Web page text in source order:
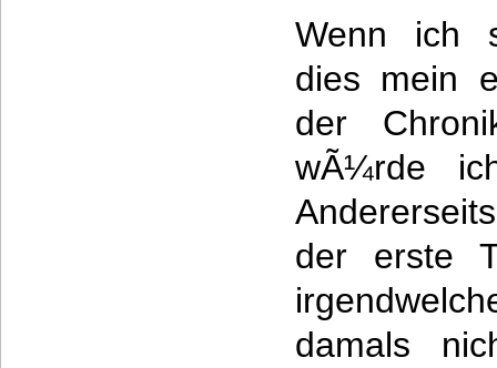
Wenn ich
dies mein
der
wÃ¼rde
der erste
damals